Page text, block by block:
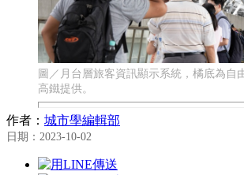
圖／月台層旅客資訊顯示系統，橘底為自
高鐵提供。
作者： 城市學編輯部
日期：2023-10-02